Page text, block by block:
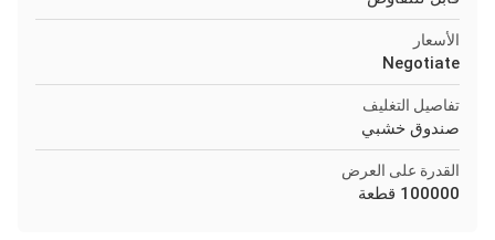
الأسعار
Negotiate
تفاصيل التغليف
صندوق خشبي
القدرة على العرض
100000 قطعة